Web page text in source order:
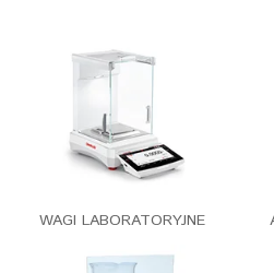
WAGI LABORATORYJNE